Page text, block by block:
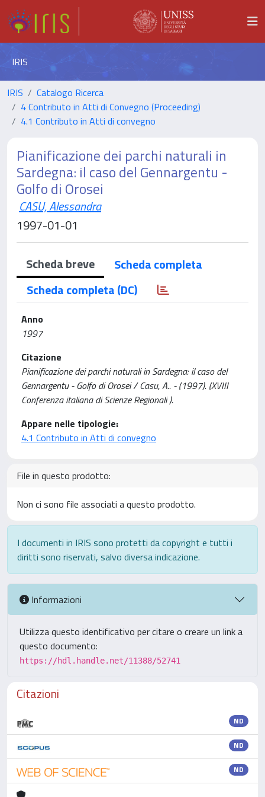
IRIS
IRIS
Catalogo Ricerca
4 Contributo in Atti di Convegno (Proceeding)
4.1 Contributo in Atti di convegno
Pianificazione dei parchi naturali in
Sardegna: il caso del Gennargentu -
Golfo di Orosei
CASU, Alessandra
1997-01-01
Scheda breve
Scheda completa
Scheda completa (DC)
Anno
1997
Citazione
Pianificazione dei parchi naturali in Sardegna: il caso del
Gennargentu - Golfo di Orosei / Casu, A.. - (1997). (XVIII
Conferenza italiana di Scienze Regionali ).
Appare nelle tipologie:
4.1 Contributo in Atti di convegno
File in questo prodotto:
Non ci sono file associati a questo prodotto.
I documenti in IRIS sono protetti da copyright e tutti i
diritti sono riservati, salvo diversa indicazione.
Informazioni
Utilizza questo identificativo per citare o creare un link a
questo documento:
https://hdl.handle.net/11388/52741
Citazioni
ND
ND
ND